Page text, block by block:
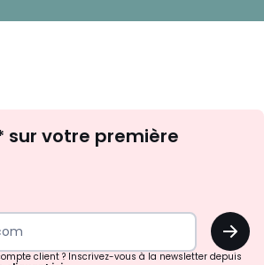
d'inspirations
surprises?
sur votre première
OK
client ? Inscrivez-vous à la newsletter depuis